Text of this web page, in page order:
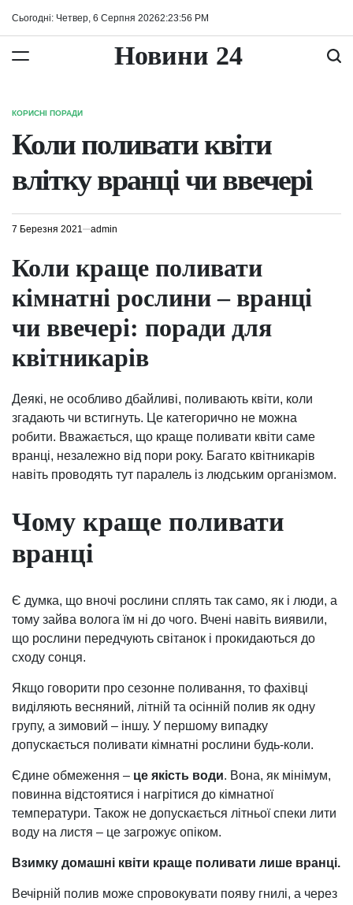
Сьогодні: Четвер, 6 Серпня 20262:23:57 PM
Новини 24
ОПУБЛІКУВАТИ
КОРИСНІ ПОРАДИ
Коли поливати квіти
влітку вранці чи ввечері
7 Березня 2021 admin
Коли краще поливати
кімнатні рослини – вранці
чи ввечері: поради для
квітникарів
Деякі, не особливо дбайливі, поливають квіти, коли
згадають чи встигнуть. Це категорично не можна
робити. Вважається, що краще поливати квіти саме
вранці, незалежно від пори року. Багато квітникарів
навіть проводять тут паралель із людським організмом.
Чому краще поливати
вранці
Є думка, що вночі рослини сплять так само, як і люди, а
тому зайва волога їм ні до чого. Вчені навіть виявили,
що рослини передчують світанок і прокидаються до
сходу сонця.
Якщо говорити про сезонне поливання, то фахівці
виділяють весняний, літній та осінній полив як одну
групу, а зимовий – іншу. У першому випадку
допускається поливати кімнатні рослини будь-коли.
Єдине обмеження – це якість води. Вона, як мінімум,
повинна відстоятися і нагрітися до кімнатної
температури. Також не допускається літньої спеки лити
воду на листя – це загрожує опіком.
Взимку домашні квіти краще поливати лише вранці.
Вечірній полив може спровокувати появу гнилі, а через